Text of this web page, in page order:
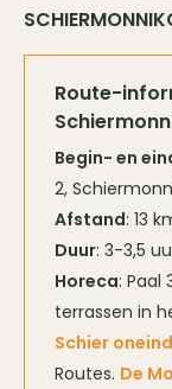
Route-
Begin- en
2,
Afstand: 13
Duur: 3-3,5
Horeca: Paal
terrassen in
Schier
Routes. De